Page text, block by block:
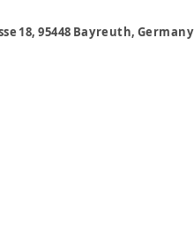
18, 95448 Bayreuth,